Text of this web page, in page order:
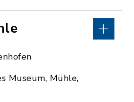
Museum, Mühle,